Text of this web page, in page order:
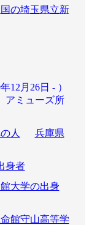
の埼玉県立新
12月26日 - ）
アミューズ所
人
兵庫県
身者
大学の出身
館守山高等学